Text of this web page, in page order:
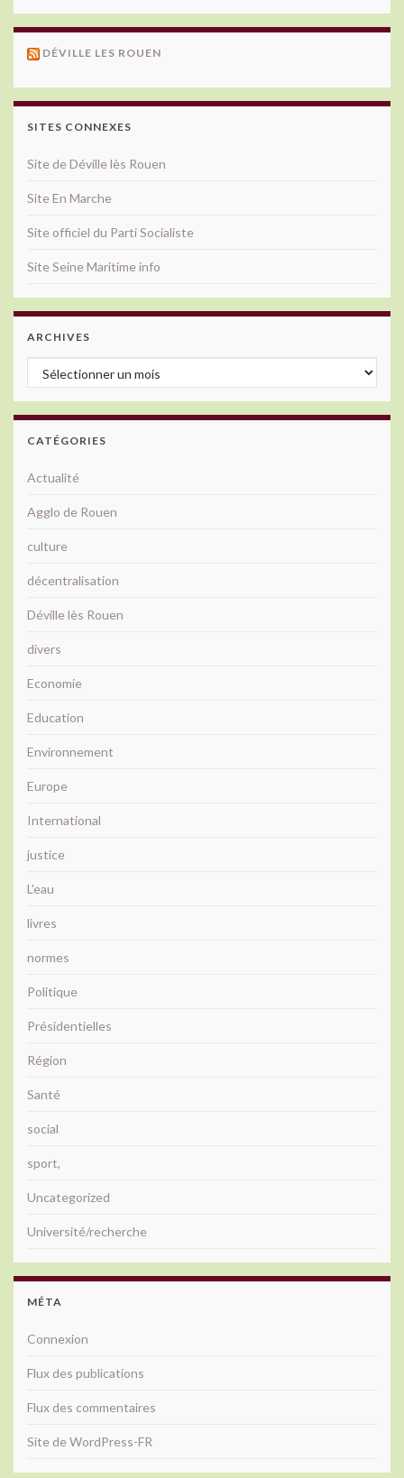
DÉVILLE LES ROUEN
SITES CONNEXES
Site de Déville lès Rouen
Site En Marche
Site officiel du Parti Socialiste
Site Seine Maritime info
ARCHIVES
Archives
CATÉGORIES
Actualité
Agglo de Rouen
culture
décentralisation
Déville lès Rouen
divers
Economie
Education
Environnement
Europe
International
justice
L'eau
livres
normes
Politique
Présidentielles
Région
Santé
social
sport,
Uncategorized
Université/recherche
MÉTA
Connexion
Flux des publications
Flux des commentaires
Site de WordPress-FR